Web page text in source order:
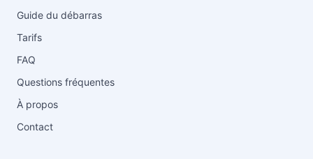
Guide du débarras
Tarifs
FAQ
Questions fréquentes
À propos
Contact